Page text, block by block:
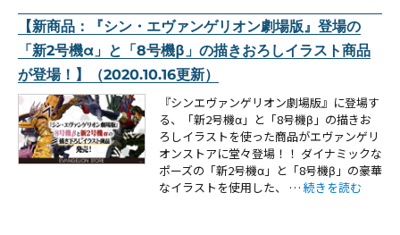
【新商品：『シン・エヴァンゲリオン劇場版』登場の
「新2号機α」と「8号機β」の描きおろしイラスト商品
が登場！】（2020.10.16更新）
『シンエヴァンゲリオン劇場版』に登場す
る、「新2号機α」と「8号機β」の描きお
ろしイラストを使った商品がエヴァンゲリ
オンストアに堂々登場！！ ダイナミックな
ポーズの「新2号機α」と「8号機β」の豪華
なイラストを使用した、 … “【新商品：『シ
続きを読む